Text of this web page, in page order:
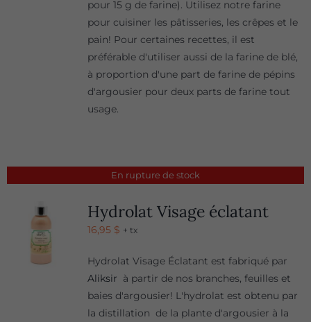
pour 15 g de farine). Utilisez notre farine
pour cuisiner les pâtisseries, les crêpes et le
pain! Pour certaines recettes, il est
préférable d'utiliser aussi de la farine de blé,
à proportion d'une part de farine de pépins
d'argousier pour deux parts de farine tout
usage.
En rupture de stock
Hydrolat Visage éclatant
16,95 $ + tx
Hydrolat Visage Éclatant est fabriqué par
Aliksir à partir de nos branches, feuilles et
baies d'argousier! L'hydrolat est obtenu par
la distillation de la plante d'argousier à la